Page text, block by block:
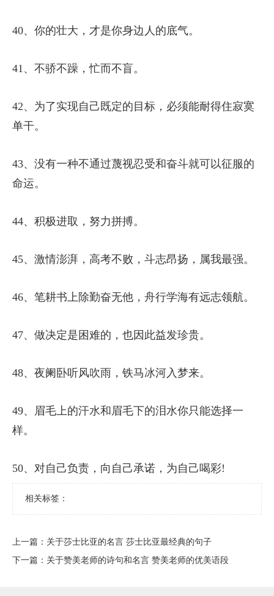
40、你的壮大，才是你身边人的底气。
41、不骄不躁，忙而不盲。
42、为了实现自己既定的目标，必须能耐得住寂寞
单干。
43、没有一种不通过蔑视忍受和奋斗就可以征服的
命运。
44、积极进取，努力拼搏。
45、激情澎湃，高考不败，斗志昂扬，属我最强。
46、笔耕书上除勤奋无他，舟行学海有远志领航。
47、做决定是困难的，也因此益发珍贵。
48、夜阑卧听风吹雨，铁马冰河入梦来。
49、眉毛上的汗水和眉毛下的泪水你只能选择一
样。
50、对自己负责，向自己承诺，为自己喝彩!
相关标签：
上一篇： ​关于莎士比亚的名言 莎士比亚最经典的句子
下一篇： ​关于赞美老师的诗句和名言 赞美老师的优美语段